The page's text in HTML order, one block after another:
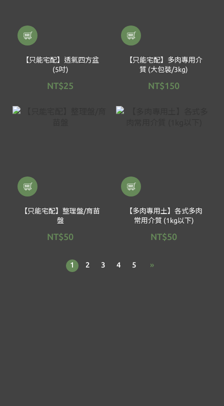
【只能宅配】透氣四方盆
(5吋)
NT$25
【只能宅配】多肉專用介
質 (大包裝/3kg)
NT$150
【只能宅配】整理盤/育苗
盤
NT$50
【多肉專用土】各式多肉
常用介質 (1kg以下)
NT$50
1 2 3 4 5 »